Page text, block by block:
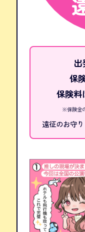
出
保
保険料
※保険金
遠征のお守